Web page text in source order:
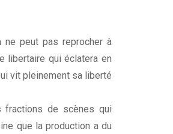
ne peut pas reprocher à
libertaire qui éclatera en
vit pleinement sa liberté
fractions de scènes qui
que la production a du